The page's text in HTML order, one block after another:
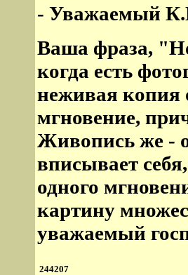
- Уважаемый
Ваша фраза,
когда есть
неживая копия
мгновение,
Живопись же -
вписывает
одного
картину
уважаемый
244207